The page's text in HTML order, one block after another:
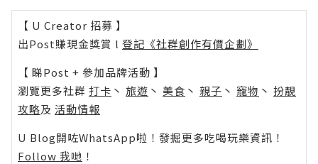
【 U Creator 招募 】
出Post賺現金獎賞 l 登記《社群創作有價企劃》
【 睇Post + 參加品牌活動 】
瀏覽更多社群 打卡 丶 旅遊 丶 美食 丶 親子 丶 寵物 丶 扮靚
攻略及 活動情報
U Blog開咗WhatsApp啦！發掘更多吃喝玩樂資訊！
Follow 我哋 ！